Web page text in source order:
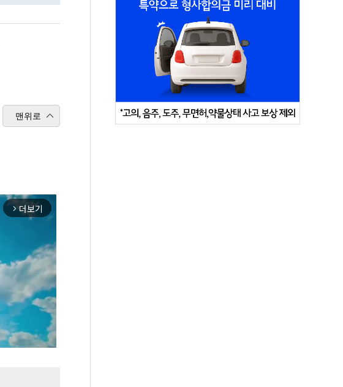
맨위로
arrow_forward_ios 더보기